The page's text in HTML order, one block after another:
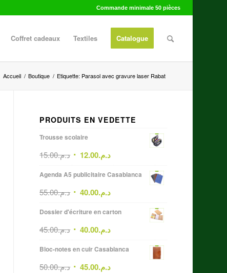
Commande minimale 50 pièces
Coffret cadeaux Textiles Catalogue
Accueil / Boutique / Etiquette: Parasol avec gravure laser Rabat
PRODUITS EN VEDETTE
Trousse scolaire
د.م.15.00 د.م.12.00
Agenda A5 publicitaire Casablanca
د.م.55.00 د.م.40.00
Dossier d'écriture en carton
د.م.45.00 د.م.40.00
Bloc-notes en cuir Casablanca
د.م.50.00 د.م.45.00